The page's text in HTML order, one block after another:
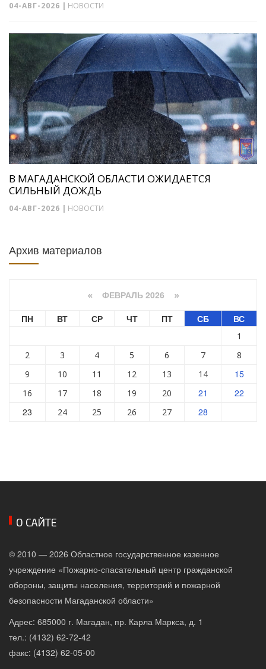
04-АВГ-2026 | НОВОСТИ
В МАГАДАНСКОЙ ОБЛАСТИ ОЖИДАЕТСЯ
СИЛЬНЫЙ ДОЖДЬ
04-АВГ-2026 | НОВОСТИ
Архив материалов
« ФЕВРАЛЬ 2026 »
ПН ВТ СР ЧТ ПТ СБ ВС
1
2
3 4 5 6 7
8
9
10 11 12 13 14 15
16 17 18 19 20 21
22
23
24 25 26 27 28
О САЙТЕ
© 2010 — 2026 Областное государственное казенное
учреждение «Пожарно-спасательный центр гражданской
обороны, защиты населения, территорий и пожарной
безопасности Магаданской области»
Адрес: 685000 г. Магадан, пр. Карла Маркса, д. 1
тел.: (4132) 62-72-42
факс: (4132) 62-05-00